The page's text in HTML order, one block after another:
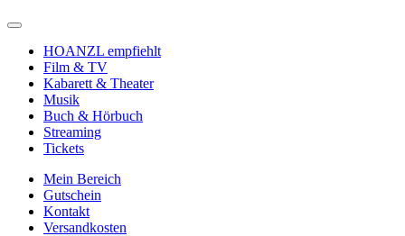
HOANZL empfiehlt
Film & TV
Kabarett & Theater
Musik
Buch & Hörbuch
Streaming
Tickets
Mein Bereich
Gutschein
Kontakt
Versandkosten